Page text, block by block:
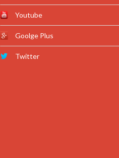
Youtube
Goolge Plus
Twitter